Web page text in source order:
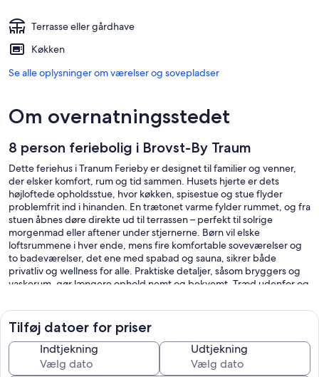
Terrasse eller gårdhave
Køkken
Se alle oplysninger om værelser og sovepladser
Om overnatningsstedet
8 person feriebolig i Brovst-By Traum
Dette feriehus i Tranum Ferieby er designet til familier og venner,
der elsker komfort, rum og tid sammen. Husets hjerte er dets
højloftede opholdsstue, hvor køkken, spisestue og stue flyder
problemfrit ind i hinanden. En trætonet varme fylder rummet, og fra
stuen åbnes døre direkte ud til terrassen – perfekt til solrige
morgenmad eller aftener under stjernerne. Børn vil elske
loftsrummene i hver ende, mens fire komfortable soveværelser og
to badeværelser, det ene med spabad og sauna, sikrer både
privatliv og wellness for alle. Praktiske detaljer, såsom bryggers og
vaskerum, gør længere ophold nemt og bekvemt. Træd udenfor og
frisklufteventyr. Her finder du fodboldmål, en 9-hullers
fodboldgolfbane, beachvolley, kroket og lange snoede vandre- og
cykelstier. Yngre gæster kan nyde gynger, legetårne ​​og sandkasser,
mens voksne kan samles ved grillhytten eller petanquebanen til
langsomme, sociale eftermiddage. Området føles trygt og
familievenligt, med boliger på egne rolige grunde og kun let lokal
Tilføj datoer for priser
Indtjekning Udtjekning